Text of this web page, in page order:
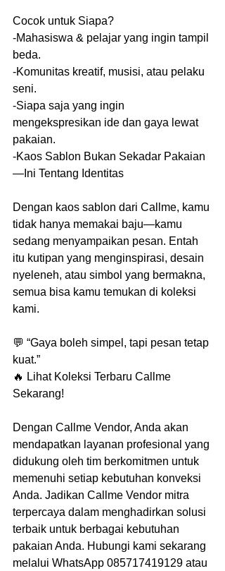
Cocok untuk Siapa?
-Mahasiswa & pelajar yang ingin tampil
beda.
-Komunitas kreatif, musisi, atau pelaku
seni.
-Siapa saja yang ingin
mengekspresikan ide dan gaya lewat
pakaian.
-Kaos Sablon Bukan Sekadar Pakaian
—Ini Tentang Identitas
Dengan kaos sablon dari Callme, kamu
tidak hanya memakai baju—kamu
sedang menyampaikan pesan. Entah
itu kutipan yang menginspirasi, desain
nyeleneh, atau simbol yang bermakna,
semua bisa kamu temukan di koleksi
kami.
💬 “Gaya boleh simpel, tapi pesan tetap
kuat.”
🔥 Lihat Koleksi Terbaru Callme
Sekarang!
Dengan Callme Vendor, Anda akan
mendapatkan layanan profesional yang
didukung oleh tim berkomitmen untuk
memenuhi setiap kebutuhan konveksi
Anda. Jadikan Callme Vendor mitra
terpercaya dalam menghadirkan solusi
terbaik untuk berbagai kebutuhan
pakaian Anda. Hubungi kami sekarang
melalui WhatsApp 085717419129 atau